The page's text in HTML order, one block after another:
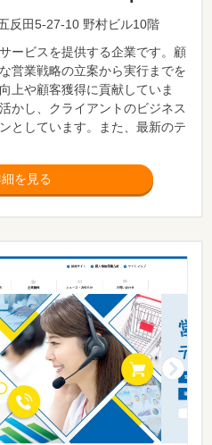
反田5-27-10 野村ビル10階
ービスを提供する企業です。顧
営業戦略の立案から実行までを
上や顧客獲得に貢献していま
かし、クライアントのビジネス
としています。また、最新のテ
を見る